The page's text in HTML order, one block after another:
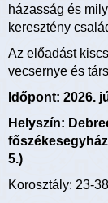
házasság és
keresztény
Az előadást
vecsernye és
Időpont: 2026.
Helyszín:
5.)
Korosztály: 23-